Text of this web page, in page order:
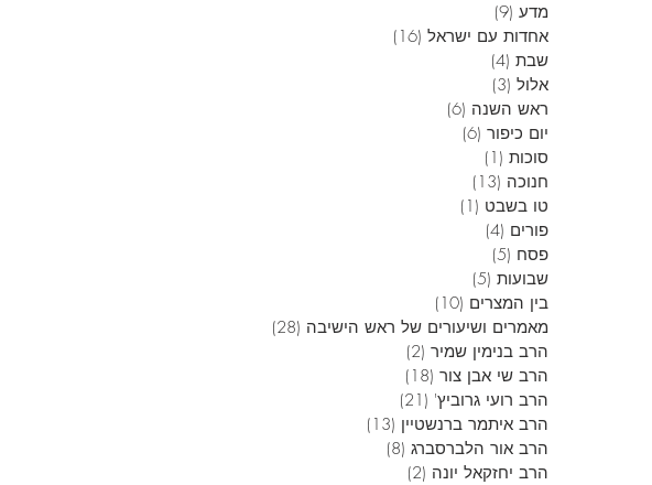
מדע (9)
אחדות עם ישראל (16)
שבת (4)
אלול (3)
ראש השנה (6)
יום כיפור (6)
סוכות (1)
חנוכה (13)
טו בשבט (1)
פורים (4)
פסח (5)
שבועות (5)
בין המצרים (10)
מאמרים ושיעורים של ראש הישיבה (28)
הרב בנימין שמיר (2)
הרב שי אבן צור (18)
הרב רועי גרוביץ' (21)
הרב איתמר ברנשטיין (13)
הרב אור הלברסברג (8)
הרב יחזקאל יונה (2)